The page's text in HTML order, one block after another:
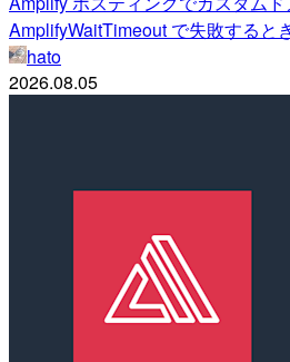
AmplifyWaitTimeout で失敗すると
hato
2026.08.05